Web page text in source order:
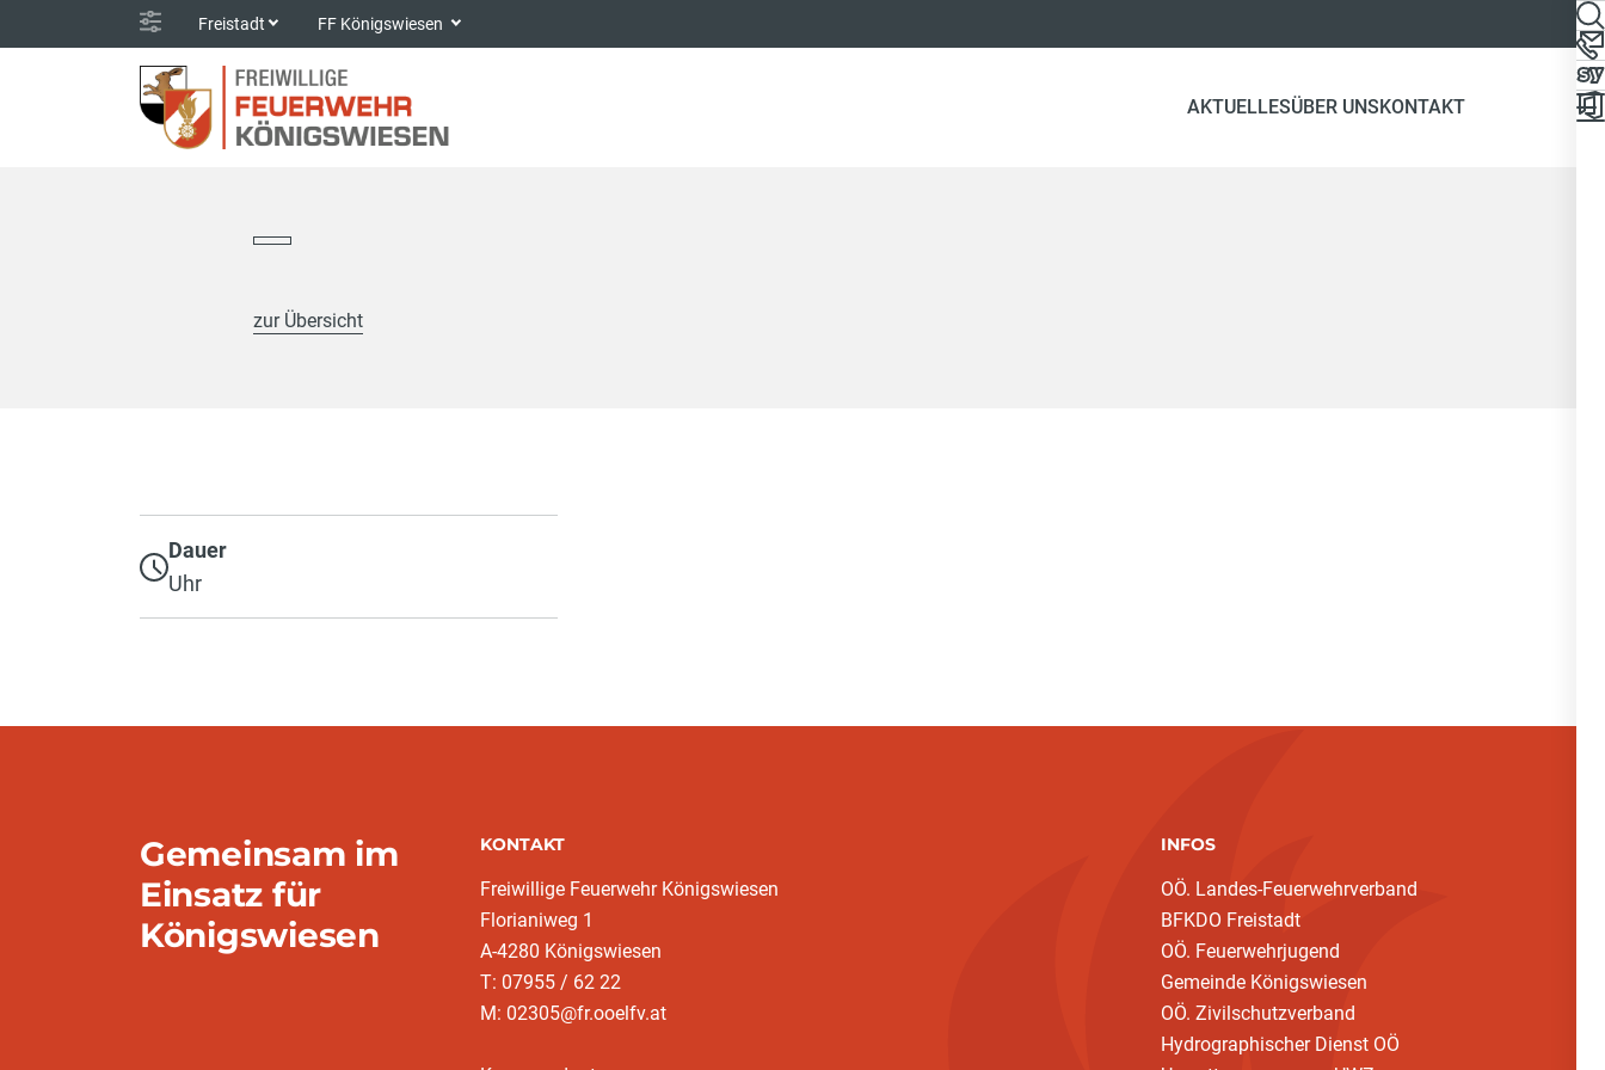
Freistadt FF Königswiesen
AKTUELLESÜBER UNSKONTAKT
zur Übersicht
Dauer
Uhr
Gemeinsam im
Einsatz für
Königswiesen
KONTAKT
Freiwillige Feuerwehr Königswiesen
Florianiweg 1
A-4280 Königswiesen
T: 07955 / 62 22
M: 02305@fr.ooelfv.at
INFOS
OÖ. Landes-Feuerwehrverband
BFKDO Freistadt
OÖ. Feuerwehrjugend
Gemeinde Königswiesen
OÖ. Zivilschutzverband
Hydrographischer Dienst OÖ